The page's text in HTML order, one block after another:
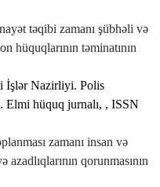
təqibi zamanı şübhəli və
hüquqlarının təminatının
İşlər Nazirliyi. Polis
. Еlmi hüquq jurnalı, , ISSN
zamanı insan və
azadlıqlarının qorunmasının